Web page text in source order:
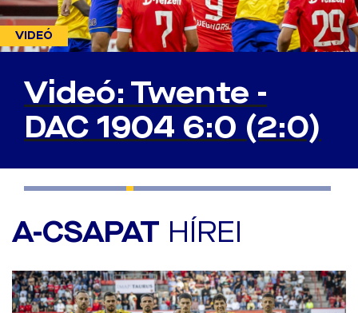
VIDEÓ
Videó: Twente -
DAC 1904 6:0 (2:0)
A-CSAPAT HÍREI